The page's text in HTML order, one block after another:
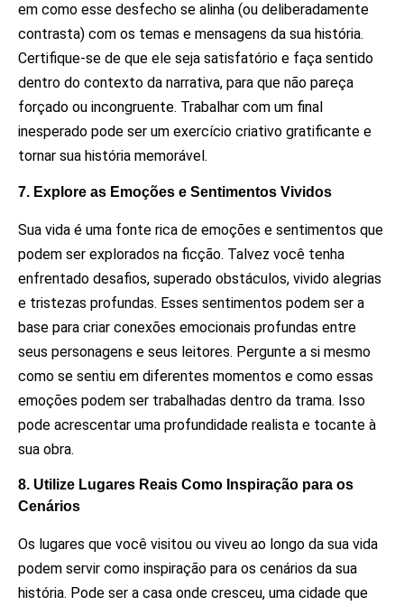
em como esse desfecho se alinha (ou deliberadamente
contrasta) com os temas e mensagens da sua história.
Certifique-se de que ele seja satisfatório e faça sentido
dentro do contexto da narrativa, para que não pareça
forçado ou incongruente. Trabalhar com um final
inesperado pode ser um exercício criativo gratificante e
tornar sua história memorável.
7. Explore as Emoções e Sentimentos Vividos
Sua vida é uma fonte rica de emoções e sentimentos que
podem ser explorados na ficção. Talvez você tenha
enfrentado desafios, superado obstáculos, vivido alegrias
e tristezas profundas. Esses sentimentos podem ser a
base para criar conexões emocionais profundas entre
seus personagens e seus leitores. Pergunte a si mesmo
como se sentiu em diferentes momentos e como essas
emoções podem ser trabalhadas dentro da trama. Isso
pode acrescentar uma profundidade realista e tocante à
sua obra.
8. Utilize Lugares Reais Como Inspiração para os
Cenários
Os lugares que você visitou ou viveu ao longo da sua vida
podem servir como inspiração para os cenários da sua
história. Pode ser a casa onde cresceu, uma cidade que